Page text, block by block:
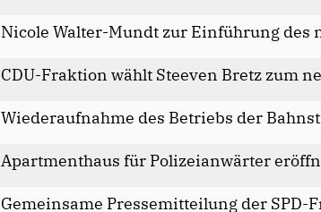
Nicole Walter-Mundt zur Einführung des
CDU-Fraktion wählt Steeven Bretz zum
Wiederaufnahme des Betriebs der
Apartmenthaus für Polizeianwärter
Gemeinsame Pressemitteilung der